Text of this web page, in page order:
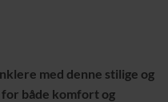
med denne stilige og
både komfort og